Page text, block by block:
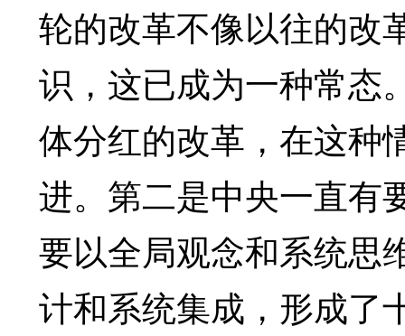
轮的改革不像以往的改
识，这已成为一种常态
体分红的改革，在这种
进。第二是中央一直有
要以全局观念和系统思
计和系统集成，形成了